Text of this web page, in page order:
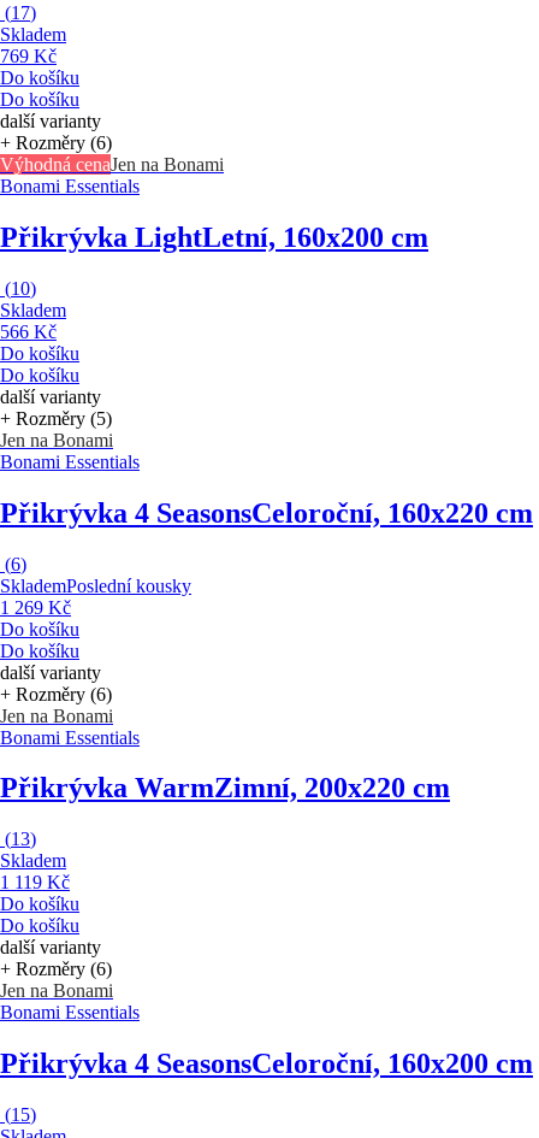
(17)
Skladem
769 Kč
Do košíku
Do košíku
další varianty
+ Rozměry (6)
Výhodná cenaJen na Bonami
Bonami Essentials
Přikrývka LightLetní, 160x200 cm
(10)
Skladem
566 Kč
Do košíku
Do košíku
další varianty
+ Rozměry (5)
Jen na Bonami
Bonami Essentials
Přikrývka 4 SeasonsCeloroční, 160x220 cm
(6)
SklademPoslední kousky
1 269 Kč
Do košíku
Do košíku
další varianty
+ Rozměry (6)
Jen na Bonami
Bonami Essentials
Přikrývka WarmZimní, 200x220 cm
(13)
Skladem
1 119 Kč
Do košíku
Do košíku
další varianty
+ Rozměry (6)
Jen na Bonami
Bonami Essentials
Přikrývka 4 SeasonsCeloroční, 160x200 cm
(15)